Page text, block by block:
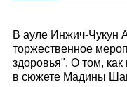
В ауле Инжич-Чукун
торжественное
здоровья". О том,
в сюжете Мадины